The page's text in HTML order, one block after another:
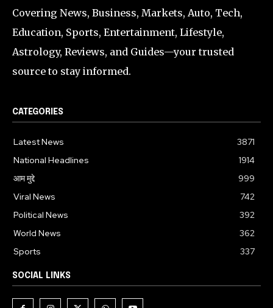
Covering News, Business, Markets, Auto, Tech,
Education, Sports, Entertainment, Lifestyle,
Astrology, Reviews, and Guides—your trusted
source to stay informed.
CATEGORIES
Latest News
3871
National Headlines
1914
आम मुद्दे
999
Viral News
742
Political News
392
World News
362
Sports
337
SOCIAL LINKS